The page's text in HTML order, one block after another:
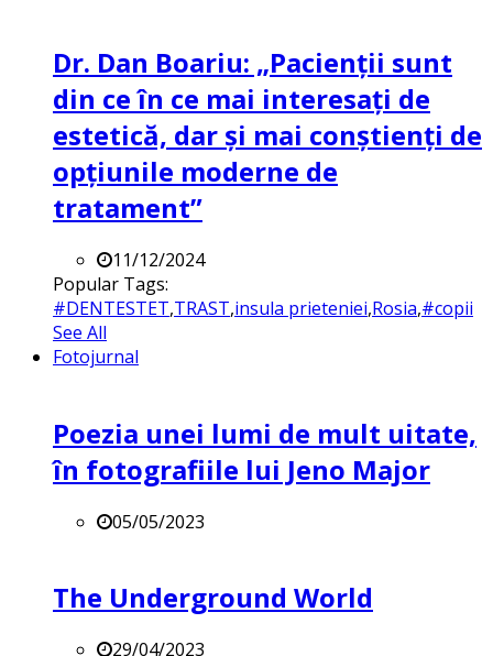
Dr. Dan Boariu: „Pacienții sunt
din ce în ce mai interesați de
estetică, dar și mai conștienți de
opțiunile moderne de
tratament”
11/12/2024
Popular Tags:
#DENTESTET,TRAST,insula prieteniei,Rosia,#copii
See All
Fotojurnal
Poezia unei lumi de mult uitate,
în fotografiile lui Jeno Major
05/05/2023
The Underground World
29/04/2023